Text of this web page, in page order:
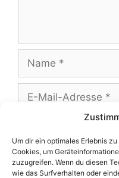
Um dir ein optimales Erlebnis
Cookies, um
zuzugreifen. Wenn du diesen
wie das Surfverhalten oder
Name, E-Mail-
diesem Browser